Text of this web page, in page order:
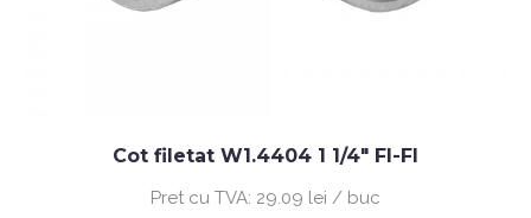
Cot filetat W1.4404 1 1/4" FI-FI
Pret cu TVA: 29.09 lei / buc